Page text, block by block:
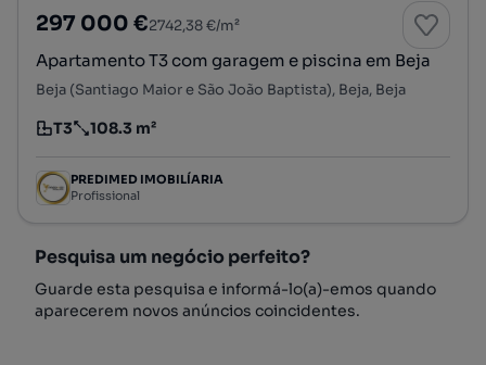
297 000 €2742,38 €/m²
Apartamento T3 com garagem e piscina em Beja
Beja (Santiago Maior e São João Baptista), Beja, Beja
Tipologia
T3
Preço por metro quadrado
108.3 m²
PREDIMED IMOBILÍARIA
Profissional
Pesquisa um negócio perfeito?
Guarde esta pesquisa e informá-lo(a)-emos quando
aparecerem novos anúncios coincidentes.